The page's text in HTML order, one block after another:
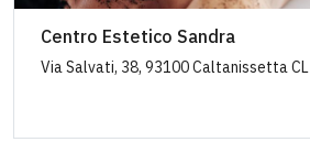
Centro Estetico Sandra
Via Salvati, 38, 93100 Caltanissetta CL